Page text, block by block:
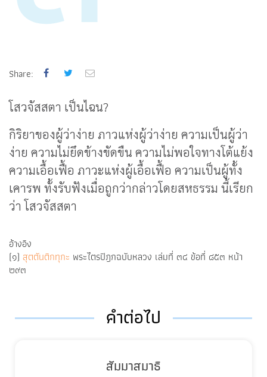
Share:
โสวจัสสตา เป็นไฉน?
กิริยาของผู้ว่าง่าย ภาวแห่งผู้ว่าง่าย ความเป็นผู้ว่า
ง่าย ความไม่ยึดข้างขัดขืน ความไม่พอใจทางโต้แย้ง
ความเอื้อเฟื้อ ภาวะแห่งผู้เอื้อเฟื้อ ความเป็นผู้ทั้ง
เคารพ ทั้งรับฟังเมื่อถูกว่ากล่าวโดยสหธรรม นี้เรียก
ว่า โสวจัสสตา
อ้างอิง
(๑) สุตตันติกทุกะ พระไตรปิฎกฉบับหลวง เล่มที่ ๓๔ ข้อที่ ๘๕๓ หน้า
๒๙๓
คำต่อไป
สัมมาสมาธิ